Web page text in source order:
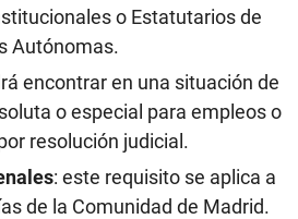
o Estatutarios de
Autónomas.
encontrar en una situación de
o especial para empleos o
resolución judicial.
: este requisito se aplica a
de la Comunidad de Madrid.